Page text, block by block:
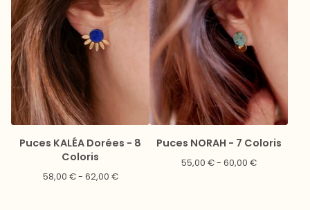
Puces KALÉA Dorées - 8
Coloris
58,00 €- 62,00 €
Puces NORAH - 7 Coloris
55,00 €- 60,00 €